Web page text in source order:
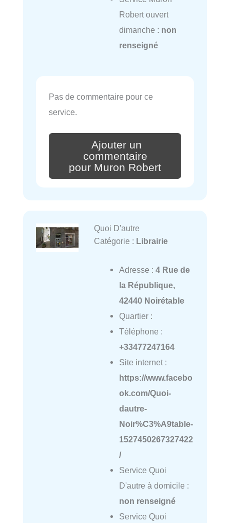
Robert ouvert
dimanche : non
renseigné
Pas de commentaire pour ce
service.
Ajouter un
commentaire
pour Muron Robert
Quoi D'autre
Catégorie : Librairie
Adresse : 4 Rue de
la République,
42440 Noirétable
Quartier :
Téléphone :
+33477247164
Site internet :
https://www.facebo
ok.com/Quoi-
dautre-
Noir%C3%A9table-
1527450267327422
/
Service Quoi
D'autre à domicile :
non renseigné
Service Quoi